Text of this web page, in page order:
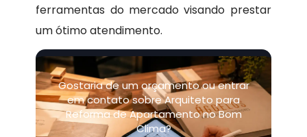
ferramentas do mercado visando prestar
um ótimo atendimento.
Gostaria de um orçamento ou entrar
em contato sobre Arquiteto para
Reforma de Apartamento no Bom
Clima?